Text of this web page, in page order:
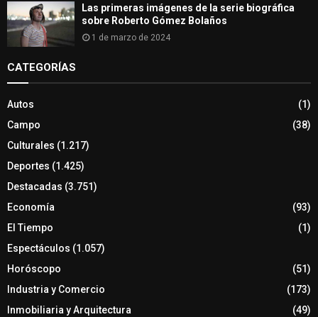
Las primeras imágenes de la serie biográfica
sobre Roberto Gómez Bolaños
1 de marzo de 2024
CATEGORÍAS
Autos
(1)
Campo
(38)
Culturales (1.217)
Deportes (1.425)
Destacadas (3.751)
Economía
(93)
El Tiempo
(1)
Espectáculos (1.057)
Horóscopo
(51)
Industria y Comercio
(173)
Inmobiliaria y Arquitectura
(49)